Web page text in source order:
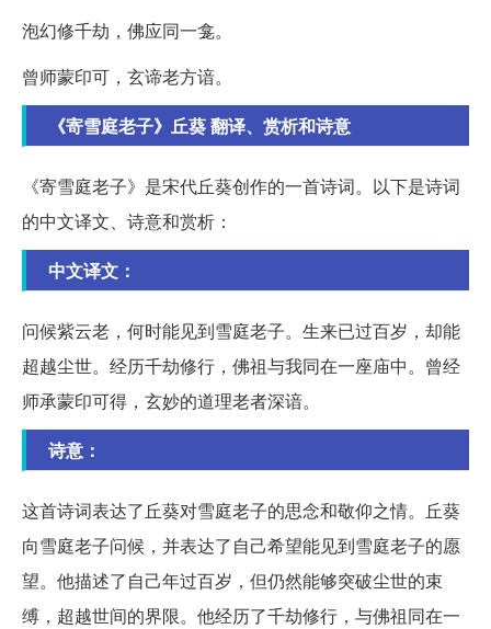
泡幻修千劫，佛应同一龛。
曾师蒙印可，玄谛老方谙。
《寄雪庭老子》丘葵 翻译、赏析和诗意
《寄雪庭老子》是宋代丘葵创作的一首诗词。以下是诗词
的中文译文、诗意和赏析：
中文译文：
问候紫云老，何时能见到雪庭老子。生来已过百岁，却能
超越尘世。经历千劫修行，佛祖与我同在一座庙中。曾经
师承蒙印可得，玄妙的道理老者深谙。
诗意：
这首诗词表达了丘葵对雪庭老子的思念和敬仰之情。丘葵
向雪庭老子问候，并表达了自己希望能见到雪庭老子的愿
望。他描述了自己年过百岁，但仍然能够突破尘世的束
缚，超越世间的界限。他经历了千劫修行，与佛祖同在一